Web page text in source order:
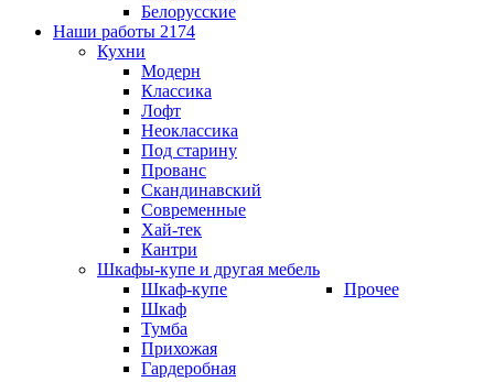
Белорусские
Наши работы 2174
Кухни
Модерн
Классика
Лофт
Неоклассика
Под старину
Прованс
Скандинавский
Современные
Хай-тек
Кантри
Шкафы-купе и другая мебель
Шкаф-купе
Шкаф
Тумба
Прихожая
Гардеробная
Прочее